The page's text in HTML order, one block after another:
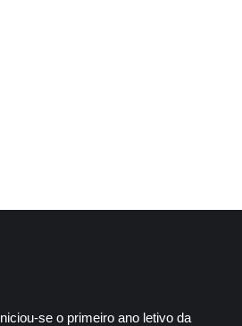
se o primeiro ano letivo da